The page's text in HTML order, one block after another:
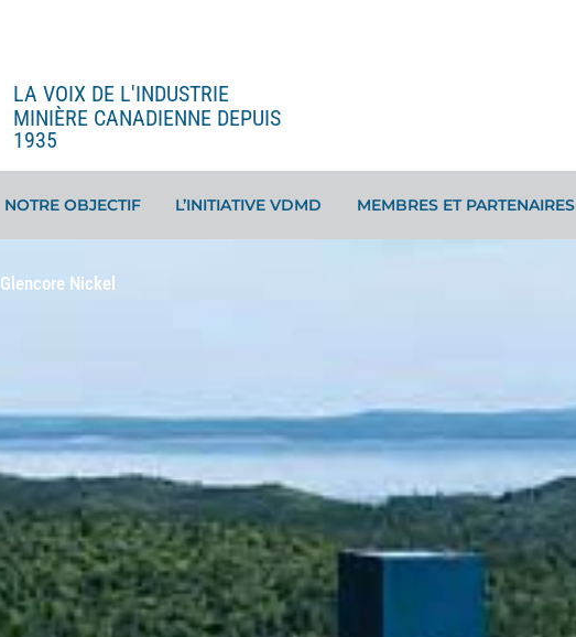
LA VOIX DE L'INDUSTRIE
MINIÈRE CANADIENNE DEPUIS
1935
NOTRE OBJECTIF L’INITIATIVE VDMD MEMBRES ET PARTENAIRES
Glencore Nickel